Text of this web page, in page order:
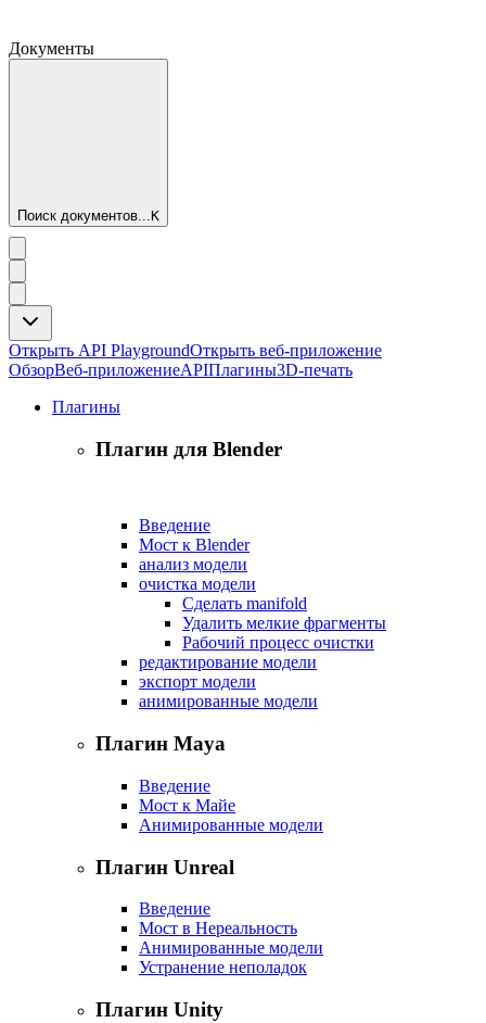
Документы
Поиск документов...K
Открыть API PlaygroundОткрыть веб-приложение
ОбзорВеб-приложениеAPIПлагины3D-печать
Плагины
Плагин для Blender
Введение
Мост к Blender
анализ модели
очистка модели
Сделать manifold
Удалить мелкие фрагменты
Рабочий процесс очистки
редактирование модели
экспорт модели
анимированные модели
Плагин Maya
Введение
Мост к Майе
Анимированные модели
Плагин Unreal
Введение
Мост в Нереальность
Анимированные модели
Устранение неполадок
Плагин Unity